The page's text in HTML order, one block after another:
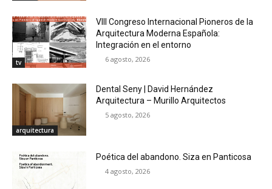
tv
VIII Congreso Internacional Pioneros de la
Arquitectura Moderna Española:
Integración en el entorno
6 agosto, 2026
arquitectura
Dental Seny | David Hernández
Arquitectura – Murillo Arquitectos
5 agosto, 2026
Poética del abandono. Siza en Panticosa
4 agosto, 2026